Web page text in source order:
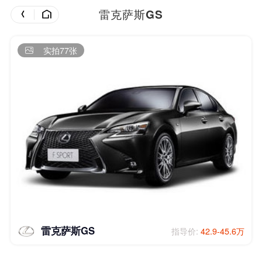
雷克萨斯GS
实拍77张
雷克萨斯GS 指导价: 42.9-45.6万